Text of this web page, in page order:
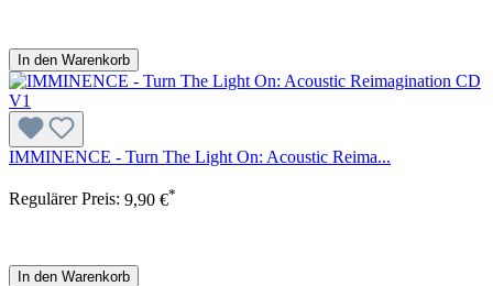
In den Warenkorb
IMMINENCE - Turn The Light On: Acoustic Reima...
Regulärer Preis: 9,90 €*
In den Warenkorb